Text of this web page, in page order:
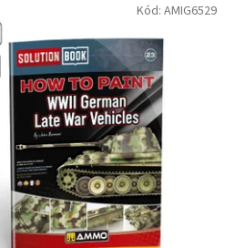
Kód: AMIG6529